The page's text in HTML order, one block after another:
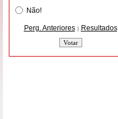
Não!
Perg. Anteriores | Resultados